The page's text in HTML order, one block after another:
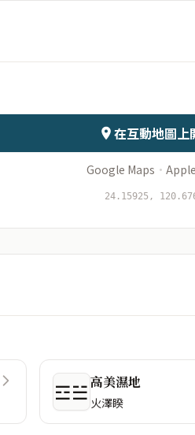
在互動地圖上
Google Maps ·
24.15925,
☲☱高美濕地
火澤睽